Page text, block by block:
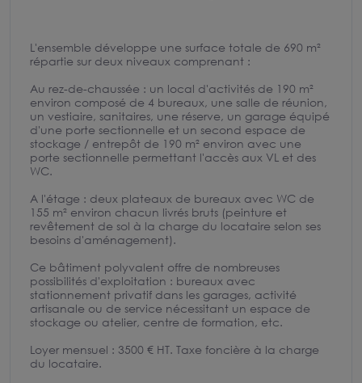
L'ensemble développe une surface totale de 690 m²
répartie sur deux niveaux comprenant :
Au rez-de-chaussée : un local d'activités de 190 m²
environ composé de 4 bureaux, une salle de réunion,
un vestiaire, sanitaires, une réserve, un garage équipé
d'une porte sectionnelle et un second espace de
stockage / entrepôt de 190 m² environ avec une
porte sectionnelle permettant l'accès aux VL et des
WC.
A l'étage : deux plateaux de bureaux avec WC de
155 m² environ chacun livrés bruts (peinture et
revêtement de sol à la charge du locataire selon ses
besoins d'aménagement).
Ce bâtiment polyvalent offre de nombreuses
possibilités d'exploitation : bureaux avec
stationnement privatif dans les garages, activité
artisanale ou de service nécessitant un espace de
stockage ou atelier, centre de formation, etc.
Loyer mensuel : 3500 € HT. Taxe foncière à la charge
du locataire.